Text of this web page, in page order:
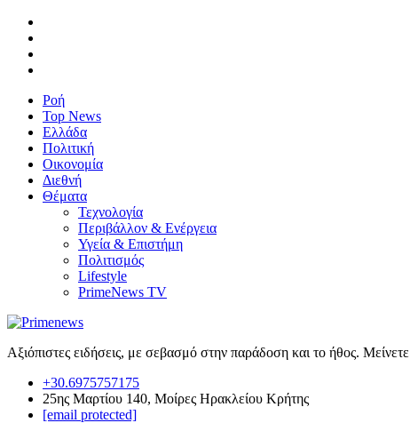
Ροή
Top News
Ελλάδα
Πολιτική
Οικονομία
Διεθνή
Θέματα
Τεχνολογία
Περιβάλλον & Ενέργεια
Υγεία & Επιστήμη
Πολιτισμός
Lifestyle
PrimeNews TV
Αξιόπιστες ειδήσεις, με σεβασμό στην παράδοση και το ήθος.
+30.6975757175
25ης Μαρτίου 140, Μοίρες Ηρακλείου Κρήτης
[email protected]